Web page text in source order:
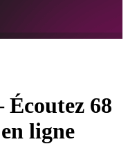
Écoutez 68
en ligne